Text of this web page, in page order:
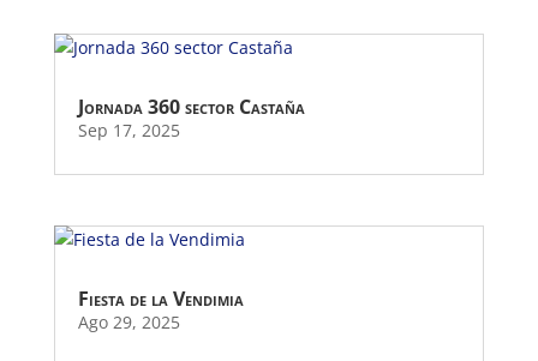
Jornada 360 sector Castaña
Sep 17, 2025
Fiesta de la Vendimia
Ago 29, 2025